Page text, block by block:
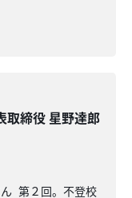
取締役 星野達郎
第２回。不登校